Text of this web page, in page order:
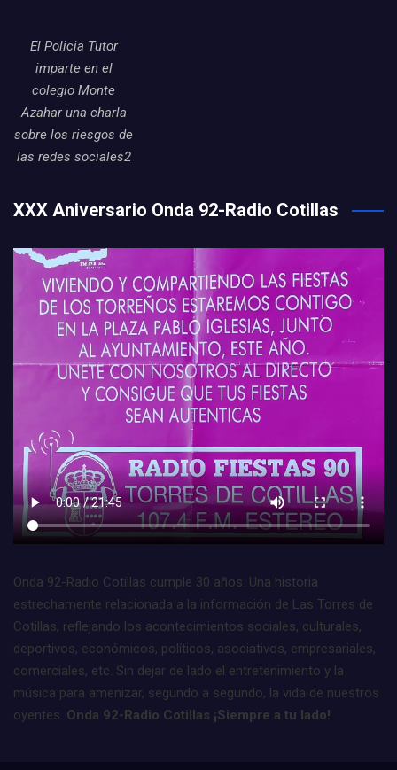
El Policia Tutor
imparte en el
colegio Monte
Azahar una charla
sobre los riesgos de
las redes sociales2
XXX Aniversario Onda 92-Radio Cotillas
Onda 92-Radio Cotillas cumple 30 años. Una historia
estrechamente relacionada a la información de Las Torres de
Cotillas, reflejando los acontecimientos sociales, culturales,
deportivos, económicos, políticos, asociativos, empresariales,
comerciales, etc. Sin dejar de lado el entretenimiento y la
música para amenizar, segundo a segundo, la vida de nuestros
oyentes. Onda 92-Radio Cotillas ¡Siempre a tu lado!